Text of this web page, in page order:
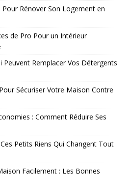
Pour Rénover Son Logement en
de Pro Pour un Intérieur
Peuvent Remplacer Vos Détergents
Sécuriser Votre Maison Contre
: Comment Réduire Ses
Petits Riens Qui Changent Tout
Facilement : Les Bonnes